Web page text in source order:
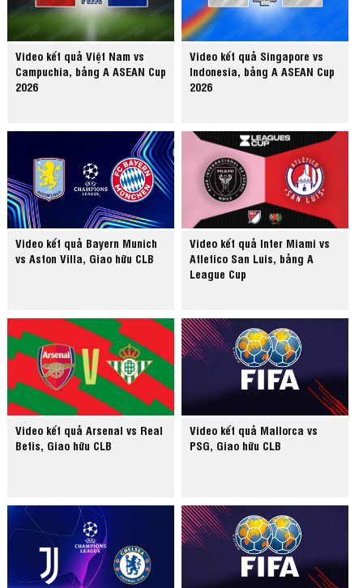
Video kết quả Việt Nam vs
Campuchia, bảng A ASEAN Cup
2026
Video kết quả Singapore vs
Indonesia, bảng A ASEAN Cup
2026
Video kết quả Bayern Munich
vs Aston Villa, Giao hữu CLB
Video kết quả Inter Miami vs
Atletico San Luis, bảng A
League Cup
Video kết quả Arsenal vs Real
Betis, Giao hữu CLB
Video kết quả Mallorca vs
PSG, Giao hữu CLB